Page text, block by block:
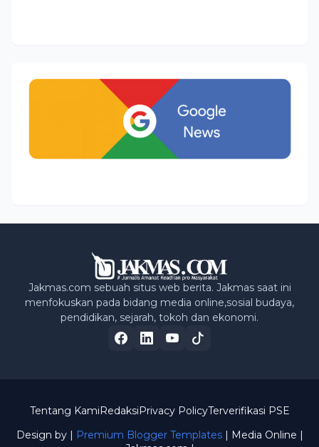
Jakmas.com sebuah situs web berita. Jakmas saat ini
menfokuskan pada bidang media online,sosial budaya,
pendidikan, sejarah, tokoh dan ekonomi.
Design by | Premium Blogger Templates| Media Online |
Tentang KamiRedaksiPrivacy PolicyTerverifikasi PSE